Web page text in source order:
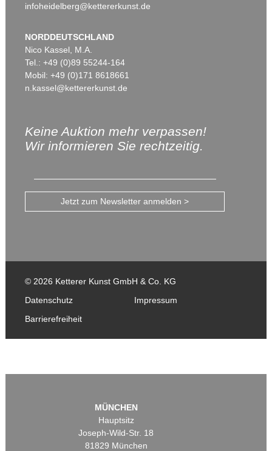
infoheidelberg@kettererkunst.de
NORDDEUTSCHLAND
Nico Kassel, M.A.
Tel.: +49 (0)89 55244-164
Mobil: +49 (0)171 8618661
n.kassel@kettererkunst.de
Keine Auktion mehr verpassen!
Wir informieren Sie rechtzeitig.
Jetzt zum Newsletter anmelden >
© 2026 Ketterer Kunst GmbH & Co. KG
Datenschutz
Impressum
Barrierefreiheit
MÜNCHEN
Hauptsitz
Joseph-Wild-Str. 18
81829 München